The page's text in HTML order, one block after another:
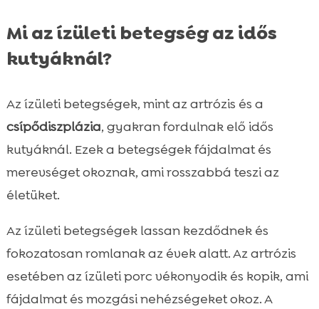
Mi az ízületi betegség az idős
kutyáknál?
Az ízületi betegségek, mint az artrózis és a
csípődiszplázia, gyakran fordulnak elő idős
kutyáknál. Ezek a betegségek fájdalmat és
merevséget okoznak, ami rosszabbá teszi az
életüket.
Az ízületi betegségek lassan kezdődnek és
fokozatosan romlanak az évek alatt. Az artrózis
esetében az ízületi porc vékonyodik és kopik, ami
fájdalmat és mozgási nehézségeket okoz. A